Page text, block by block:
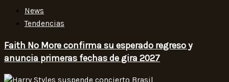
News
Tendencias
Faith No More confirma su esperado regreso y
anuncia primeras fechas de gira 2027